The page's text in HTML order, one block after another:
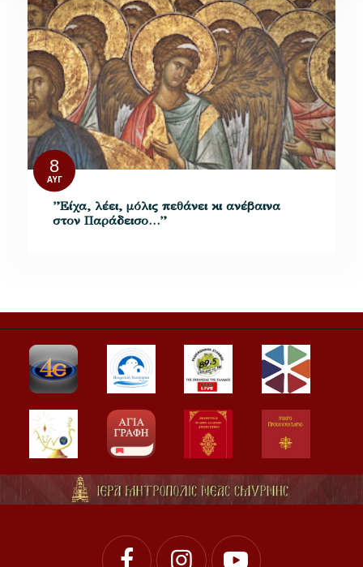
8
ΑΥΓ
”Είχα, λέει, μόλις πεθάνει κι ανέβαινα
στον Παράδεισο…”